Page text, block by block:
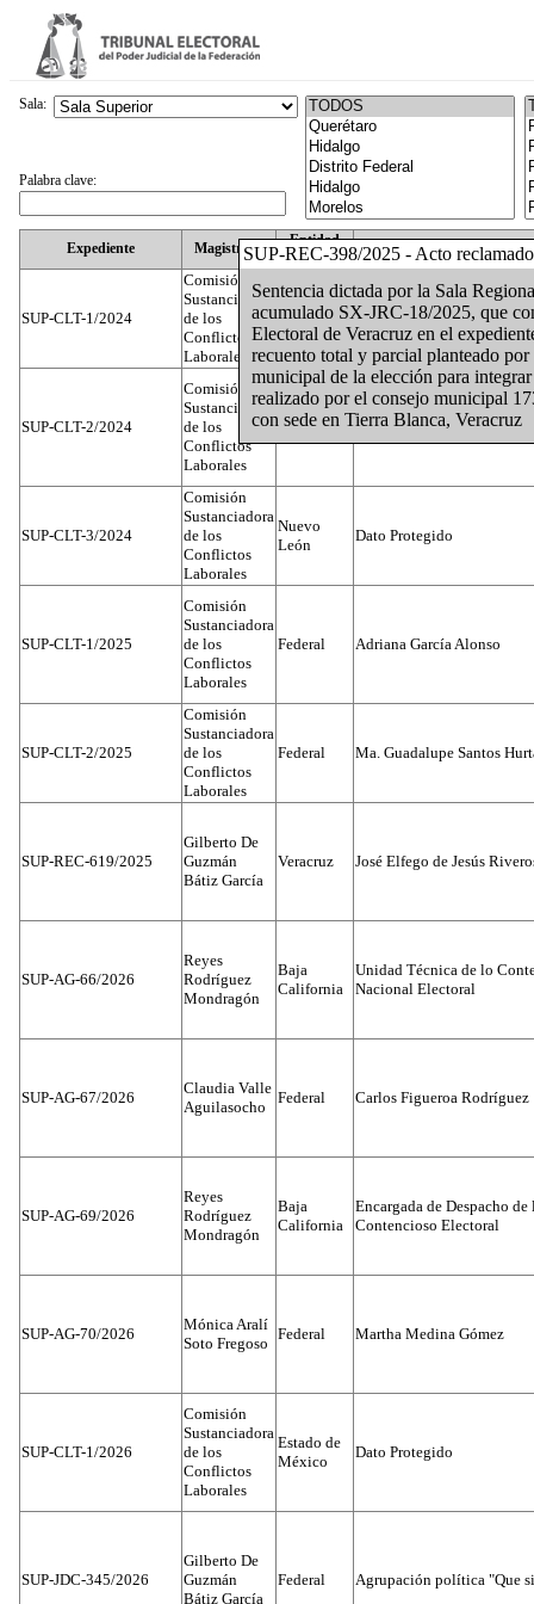
SUP-REC-398/2025 - Acto reclamado
Sentencia dictada por la Sala
acumulado SX-JRC-18/2025, que
Electoral de Veracruz en el
recuento total y parcial planteado
municipal de la elección para
realizado por el consejo municipal
con sede en Tierra Blanca, Veracruz
Expediente Magistrado
Entidad
Federativa
SUP-CLT-1/2024
Comisión
Sustanciadora
de los
Conflictos
Laborales
Federal Juan José Serrato Velasco
SUP-CLT-2/2024
Comisión
Sustanciadora
de los
Conflictos
Laborales
Federal José Luis Muñoz Zambrano
SUP-CLT-3/2024
Comisión
Sustanciadora
de los
Conflictos
Laborales
Nuevo
León
Dato Protegido
SUP-CLT-1/2025
Comisión
Sustanciadora
de los
Conflictos
Laborales
Federal Adriana García Alonso
SUP-CLT-2/2025
Comisión
Sustanciadora
de los
Conflictos
Laborales
Federal Ma. Guadalupe Santos
SUP-REC-619/2025
Gilberto De
Guzmán
Bátiz García
Veracruz José Elfego de Jesús
SUP-AG-66/2026
Reyes
Rodríguez
Mondragón
Baja
California
Unidad Técnica de lo
Nacional Electoral
SUP-AG-67/2026
Claudia Valle
Aguilasocho
Federal Carlos Figueroa Rodríguez
SUP-AG-69/2026
Reyes
Rodríguez
Mondragón
Baja
California
Encargada de Despacho
Contencioso Electoral
SUP-AG-70/2026
Mónica Aralí
Soto Fregoso
Federal Martha Medina Gómez
SUP-CLT-1/2026
Comisión
Sustanciadora
de los
Conflictos
Laborales
Estado de
México
Dato Protegido
SUP-JDC-345/2026
Gilberto De
Guzmán
Bátiz García
Federal Agrupación política "Que
Sala:
Palabra clave: